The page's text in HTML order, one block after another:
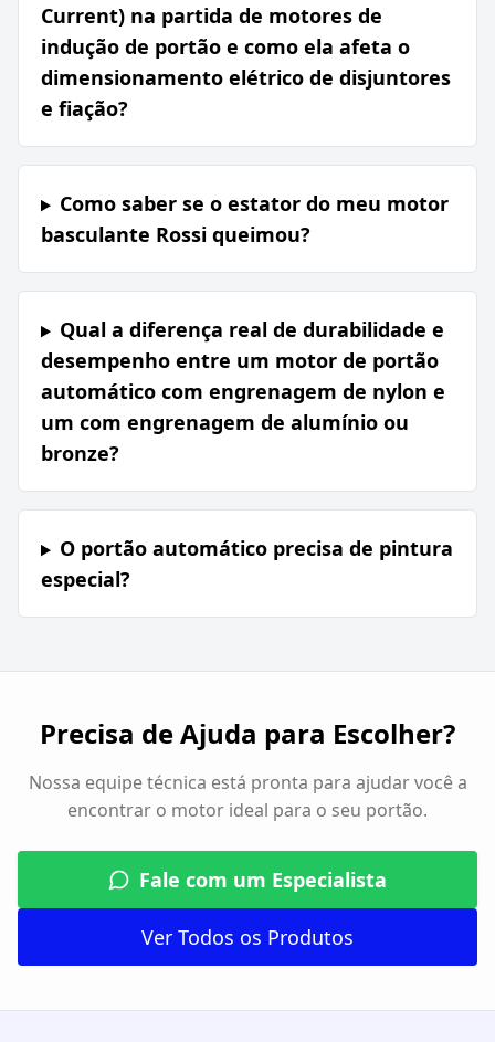
Current) na partida de motores de
indução de portão e como ela afeta o
dimensionamento elétrico de disjuntores
e fiação?
Como saber se o estator do meu motor
basculante Rossi queimou?
Qual a diferença real de durabilidade e
desempenho entre um motor de portão
automático com engrenagem de nylon e
um com engrenagem de alumínio ou
bronze?
O portão automático precisa de pintura
especial?
Precisa de Ajuda para Escolher?
Nossa equipe técnica está pronta para ajudar você a
encontrar o motor ideal para o seu portão.
Fale com um Especialista
Ver Todos os Produtos